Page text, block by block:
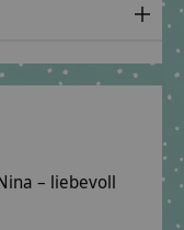
– liebevoll